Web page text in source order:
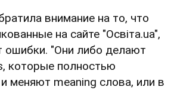
внимание на то, что
на сайте "Освіта.ua",
ошибки. "Они либо делают
которые полностью
меняют meaning слова, или в